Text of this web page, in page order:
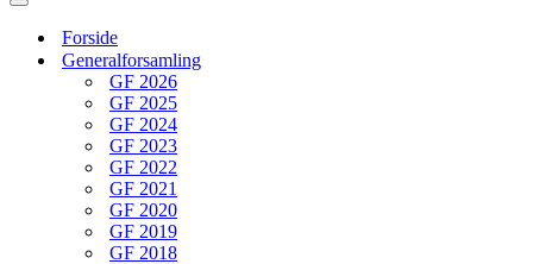
Navigation
Forside
Generalforsamling
GF 2026
GF 2025
GF 2024
GF 2023
GF 2022
GF 2021
GF 2020
GF 2019
GF 2018